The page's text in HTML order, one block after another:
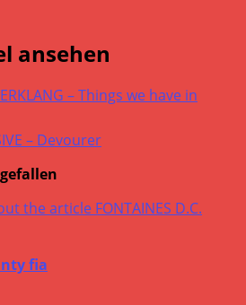
ansehen
– Things we have in
– Devourer
fia